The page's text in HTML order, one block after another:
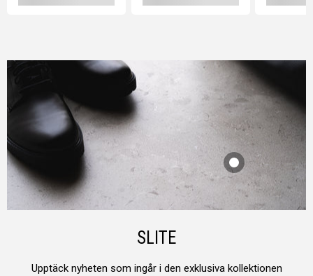
SLITE
Upptäck nyheten som ingår i den exklusiva kollektionen